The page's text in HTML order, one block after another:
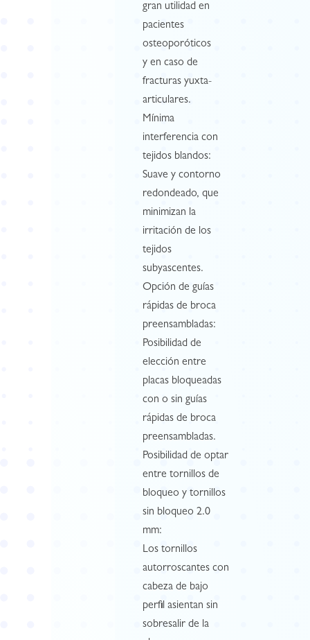
gran utilidad en
pacientes
osteoporóticos
y en caso de
fracturas yuxta-
articulares.
Mínima
interferencia con
tejidos blandos:
Suave y contorno
redondeado, que
minimizan la
irritación de los
tejidos
subyascentes.
Opción de guías
rápidas de broca
preensambladas:
Posibilidad de
elección entre
placas bloqueadas
con o sin guías
rápidas de broca
preensambladas.
Posibilidad de optar
entre tornillos de
bloqueo y tornillos
sin bloqueo 2.0
mm:
Los tornillos
autorroscantes con
cabeza de bajo
perfil asientan sin
sobresalir de la